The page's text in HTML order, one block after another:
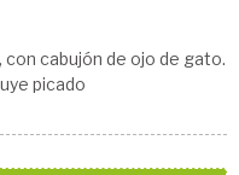
cabujón de ojo de gato.
picado